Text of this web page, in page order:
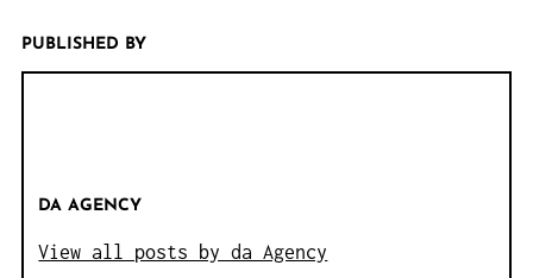
PUBLISHED BY
DA AGENCY
View all posts by da Agency